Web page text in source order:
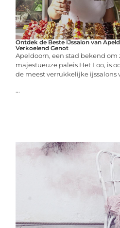
Ontdek de Beste IJssalon van
Verkoelend Genot
Apeldoorn, een stad bekend om
majestueuze paleis Het Loo, is
de meest verrukkelijke ijssalons
...